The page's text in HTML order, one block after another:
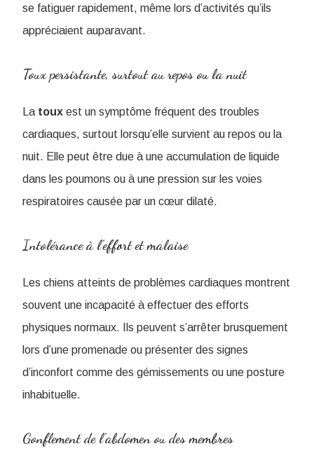
se fatiguer rapidement, même lors d’activités qu’ils
appréciaient auparavant.
Toux persistante, surtout au repos ou la nuit
La toux est un symptôme fréquent des troubles
cardiaques, surtout lorsqu’elle survient au repos ou la
nuit. Elle peut être due à une accumulation de liquide
dans les poumons ou à une pression sur les voies
respiratoires causée par un cœur dilaté.
Intolérance à l’effort et malaise
Les chiens atteints de problèmes cardiaques montrent
souvent une incapacité à effectuer des efforts
physiques normaux. Ils peuvent s’arrêter brusquement
lors d’une promenade ou présenter des signes
d’inconfort comme des gémissements ou une posture
inhabituelle.
Gonflement de l’abdomen ou des membres